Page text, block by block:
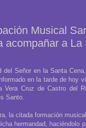
Musical
acompañar a
del Señor en la Santa
en la tarde de hoy
Vera Cruz de Castro del
Santo.
la citada formación
hermandad, haciéndolo